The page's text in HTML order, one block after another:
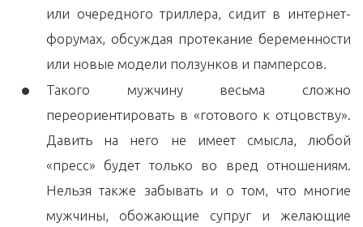
или очередного триллера, сидит в интернет-
форумах, обсуждая протекание беременности
или новые модели ползунков и памперсов.
Такого мужчину весьма сложно
переориентировать в «готового к отцовству».
Давить на него не имеет смысла, любой
«пресс» будет только во вред отношениям.
Нельзя также забывать и о том, что многие
мужчины, обожающие супруг и желающие